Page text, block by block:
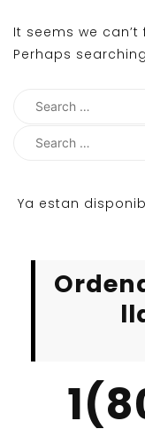
It seems we
Perhaps
Search
Search
Ya estan